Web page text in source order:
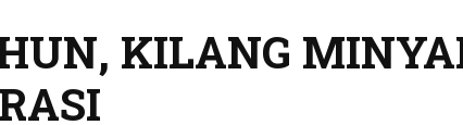
KILANG